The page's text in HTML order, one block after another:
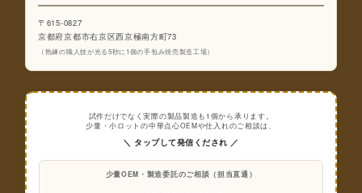
〒615-0827
京都府京都市右京区西京極南方町73
（熟練の職人技が光る5秒に1個の手包み焼売製造工場）
試作だけでなく実際の製品製造も1個から承ります。
少量・小ロットの中華点心OEMや仕入れのご相談は、
＼ タップして発信くだされ ／
少量OEM・製造委託のご相談（担当直通）